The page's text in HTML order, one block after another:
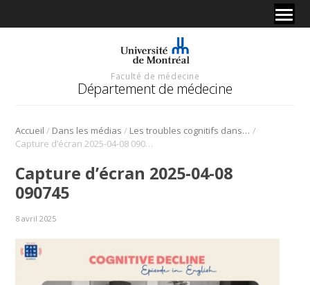
Faculté de médecine
Département de médecine
Accueil / Dans les médias / Les troubles cognitifs dans la maladie de Parkinson /
Capture d’écran 2025-04-08 090745
Capture d’écran 2025-04-08
090745
8 avril 2025